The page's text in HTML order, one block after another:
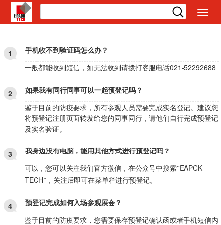
切
换
1
手机收不到验证码怎么办？
一般都能收到短信，如无法收到请拨打客服电话021-52292688
2
如果我有同行同事可以一起预登记吗？
鉴于目前的防疫要求，所有参观人员需要完成实名登记。建议您
将预登记注册页面转发给您的同事同行，请他们自行完成预登记
及实名验证。
3 我身边没有电脑，能用其他方式进行预登记吗？
可以，您可以关注我们官方微信，在公众号中搜索“EAPCK
TECH”，关注后即可在菜单栏进行预登记。
4
预登记完成如何入场参观展会？
鉴于目前的防疫要求，您需要保存预登记确认函或者手机短信内